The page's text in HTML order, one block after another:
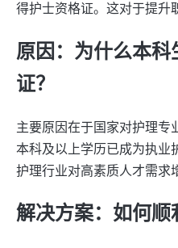
得护士资格证。这对于提升
原因：为什么本
证？
主要原因在于国家对护理专
本科及以上学历已成为执业
护理行业对高素质人才需求
解决方案：如何顺